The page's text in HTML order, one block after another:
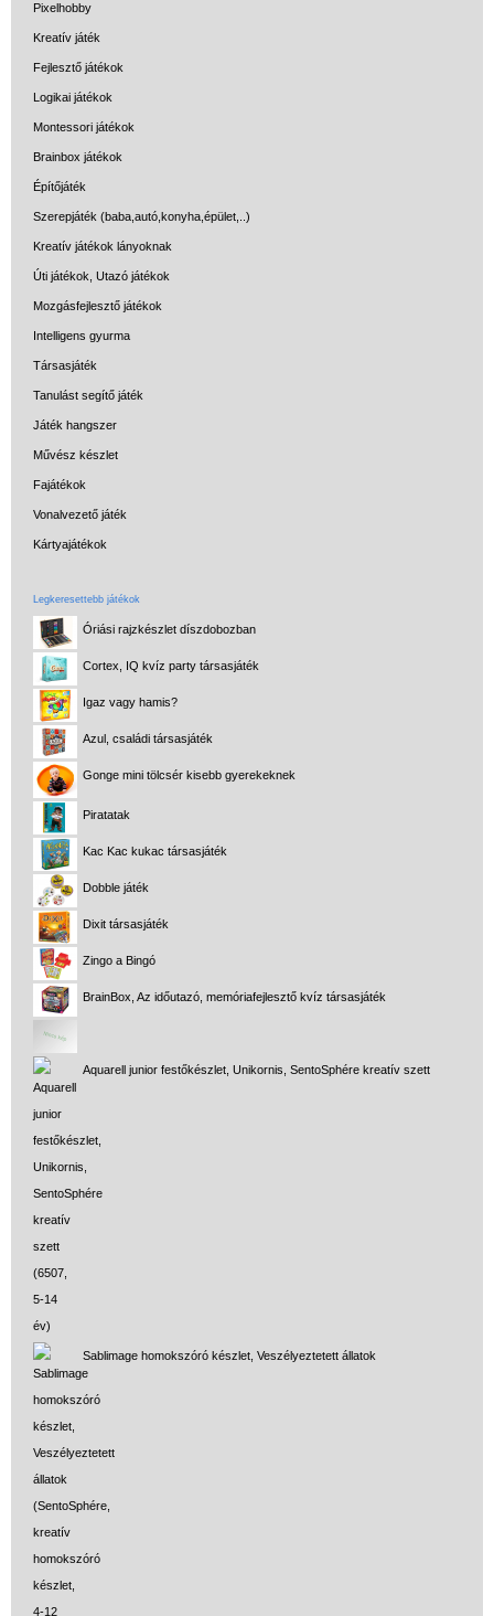
Pixelhobby
Kreatív játék
Fejlesztő játékok
Logikai játékok
Montessori játékok
Brainbox játékok
Építőjáték
Szerepjáték (baba,autó,konyha,épület,..)
Kreatív játékok lányoknak
Úti játékok, Utazó játékok
Mozgásfejlesztő játékok
Intelligens gyurma
Társasjáték
Tanulást segítő játék
Játék hangszer
Művész készlet
Fajátékok
Vonalvezető játék
Kártyajátékok
Legkeresettebb játékok
Óriási rajzkészlet díszdobozban
Cortex, IQ kvíz party társasjáték
Igaz vagy hamis?
Azul, családi társasjáték
Gonge mini tölcsér kisebb gyerekeknek
Piratatak
Kac Kac kukac társasjáték
Dobble játék
Dixit társasjáték
Zingo a Bingó
BrainBox, Az időutazó, memóriafejlesztő kvíz társasjáték
Aquarell junior festőkészlet, Unikornis, SentoSphére kreatív szett
Sablimage homokszóró készlet, Veszélyeztetett állatok